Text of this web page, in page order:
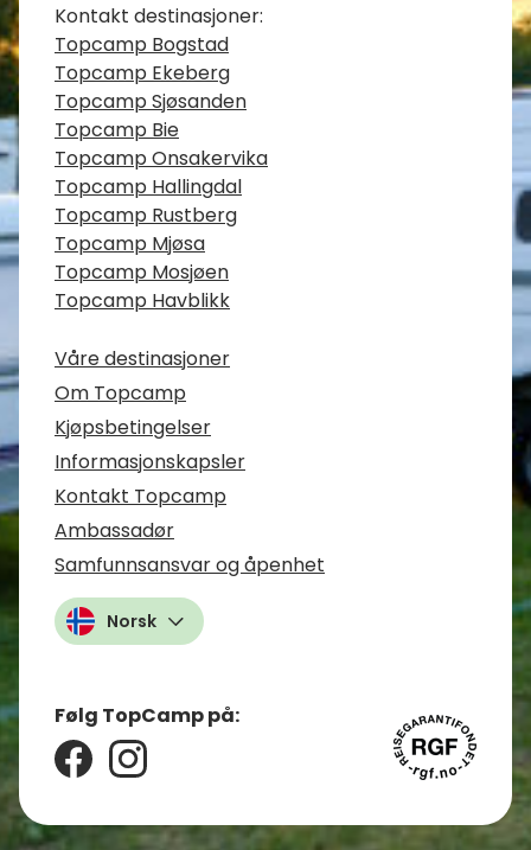
Kontaktinfo
Kontakt destinasjoner:
Topcamp Bogstad
Topcamp Ekeberg
Topcamp Sjøsanden
Topcamp Bie
Topcamp Onsakervika
Topcamp Hallingdal
Topcamp Rustberg
Topcamp Mjøsa
Topcamp Mosjøen
Topcamp Havblikk
Våre destinasjoner
Om Topcamp
Kjøpsbetingelser
Informasjonskapsler
Kontakt Topcamp
Ambassadør
Samfunnsansvar og åpenhet
Norsk
Følg TopCamp på: